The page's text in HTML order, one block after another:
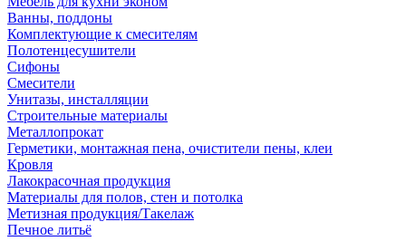
Ванны, поддоны
Комплектующие к смесителям
Полотенцесушители
Сифоны
Смесители
Унитазы, инсталляции
Строительные материалы
Металлопрокат
Герметики, монтажная пена, очистители пены, клеи
Кровля
Лакокрасочная продукция
Материалы для полов, стен и потолка
Метизная продукция/Такелаж
Печное литьё